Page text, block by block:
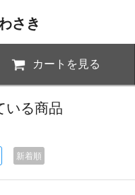
さき
カートを見る
いる商品
新着順